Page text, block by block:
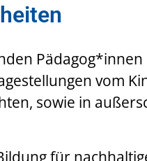
vom
sowie in
für